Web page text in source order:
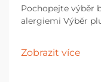
Pochopejte výběr
alergiemi Výběr
různými materiály,
Zobrazit více